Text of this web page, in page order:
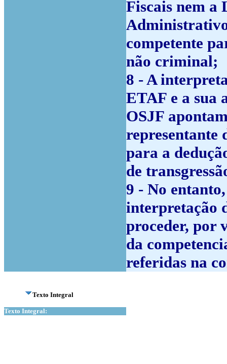
Fiscais nem a
competente
não criminal;
8 - A
ETAF e a sua
OSJF
representante
para a
de
9 - No
interpretação
proceder, por
da
referidas na
Texto Integral
Texto Integral: